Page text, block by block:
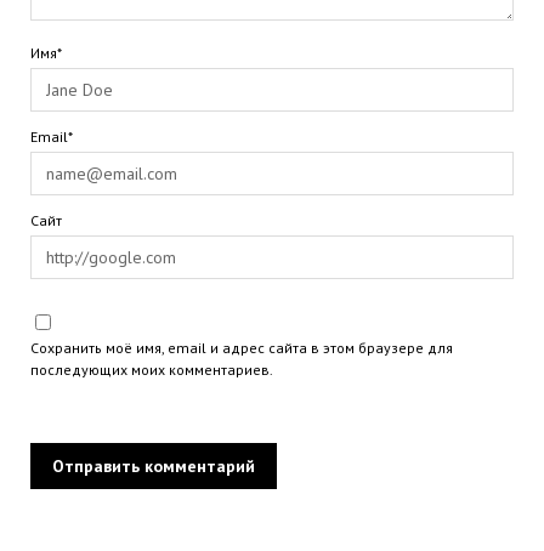
Имя*
Email*
Сайт
Сохранить моё имя, email и адрес сайта в этом браузере для
последующих моих комментариев.